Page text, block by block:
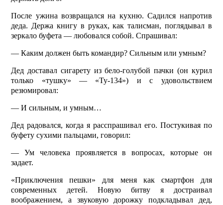
После ужина возвращался на кухню. Садился напротив
деда. Держа книгу в руках, как талисман, поглядывал в
зеркало буфета — любовался собой. Спрашивал:
— Каким должен быть командир? Сильным или умным?
Дед доставал сигарету из бело-голубой пачки (он курил
только «тушку» — «Ту-134») и с удовольствием
резюмировал:
— И сильным, и умным…
Дед радовался, когда я расспрашивал его. Постукивая по
буфету сухими пальцами, говорил:
— Ум человека проявляется в вопросах, которые он
задает.
«Приключения пешки» для меня как смартфон для
современных детей. Новую битву я достраивал
воображением, а звуковую дорожку подкладывал дед,